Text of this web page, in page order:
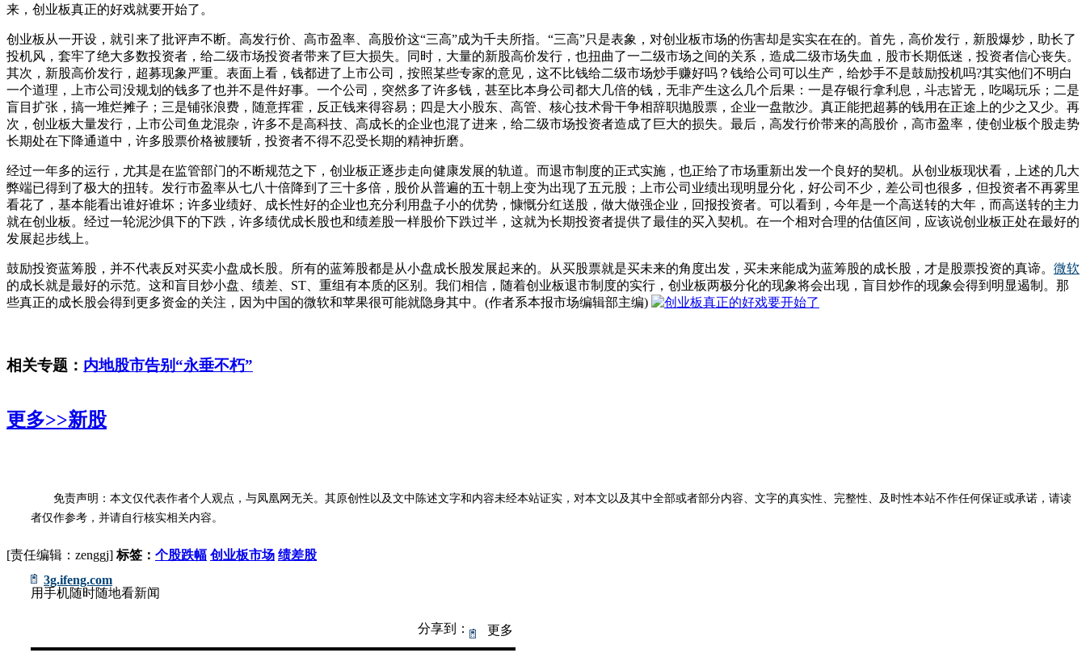
来，创业板真正的好戏就要开始了。
创业板从一开设，就引来了批评声不断。高发行价、高市盈率、高股价这“三高”成为千夫所指。“三高”只是表象，对创业板市场的伤害却是实实在在的。首先，高价发行，新股爆炒，助长了
投机风，套牢了绝大多数投资者，给二级市场投资者带来了巨大损失。同时，大量的新股高价发行，也扭曲了一二级市场之间的关系，造成二级市场失血，股市长期低迷，投资者信心丧失。
其次，新股高价发行，超募现象严重。表面上看，钱都进了上市公司，按照某些专家的意见，这不比钱给二级市场炒手赚好吗？钱给公司可以生产，给炒手不是鼓励投机吗?其实他们不明白
一个道理，上市公司没规划的钱多了也并不是件好事。一个公司，突然多了许多钱，甚至比本身公司都大几倍的钱，无非产生这么几个后果：一是存银行拿利息，斗志皆无，吃喝玩乐；二是
盲目扩张，搞一堆烂摊子；三是铺张浪费，随意挥霍，反正钱来得容易；四是大小股东、高管、核心技术骨干争相辞职抛股票，企业一盘散沙。真正能把超募的钱用在正途上的少之又少。再
次，创业板大量发行，上市公司鱼龙混杂，许多不是高科技、高成长的企业也混了进来，给二级市场投资者造成了巨大的损失。最后，高发行价带来的高股价，高市盈率，使创业板个股走势
长期处在下降通道中，许多股票价格被腰斩，投资者不得不忍受长期的精神折磨。
经过一年多的运行，尤其是在监管部门的不断规范之下，创业板正逐步走向健康发展的轨道。而退市制度的正式实施，也正给了市场重新出发一个良好的契机。从创业板现状看，上述的几大
弊端已得到了极大的扭转。发行市盈率从七八十倍降到了三十多倍，股价从普遍的五十朝上变为出现了五元股；上市公司业绩出现明显分化，好公司不少，差公司也很多，但投资者不再雾里
看花了，基本能看出谁好谁坏；许多业绩好、成长性好的企业也充分利用盘子小的优势，慷慨分红送股，做大做强企业，回报投资者。可以看到，今年是一个高送转的大年，而高送转的主力
就在创业板。经过一轮泥沙俱下的下跌，许多绩优成长股也和绩差股一样股价下跌过半，这就为长期投资者提供了最佳的买入契机。在一个相对合理的估值区间，应该说创业板正处在最好的
发展起步线上。
鼓励投资蓝筹股，并不代表反对买卖小盘成长股。所有的蓝筹股都是从小盘成长股发展起来的。从买股票就是买未来的角度出发，买未来能成为蓝筹股的成长股，才是股票投资的真谛。 微软
的成长就是最好的示范。这和盲目炒小盘、绩差、ST、重组有本质的区别。我们相信，随着创业板退市制度的实行，创业板两极分化的现象将会出现，盲目炒作的现象会得到明显遏制。那
些真正的成长股会得到更多资金的关注，因为中国的微软和苹果很可能就隐身其中。(作者系本报市场编辑部主编)
相关专题： 内地股市告别“永垂不朽”
更多>>新股
免责声明：本文仅代表作者个人观点，与凤凰网无关。其原创性以及文中陈述文字和内容未经本站证实，对本文以及其中全部或者部分内容、文字的真实性、完整性、及时性本站不作任何保证或承诺，请读
者仅作参考，并请自行核实相关内容。
[责任编辑：zenggj] 标签： 个股跌幅 创业板市场 绩差股
3g.ifeng.com
用手机随时随地看新闻
分享到： 更多